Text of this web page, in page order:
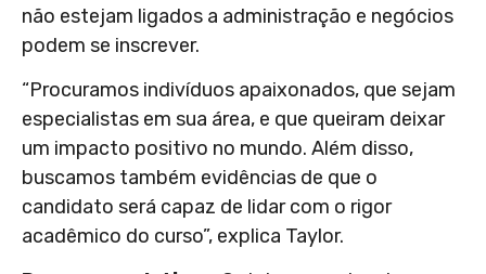
não estejam ligados a administração e negócios
podem se inscrever.
“Procuramos indivíduos apaixonados, que sejam
especialistas em sua área, e que queiram deixar
um impacto positivo no mundo. Além disso,
buscamos também evidências de que o
candidato será capaz de lidar com o rigor
acadêmico do curso”, explica Taylor.